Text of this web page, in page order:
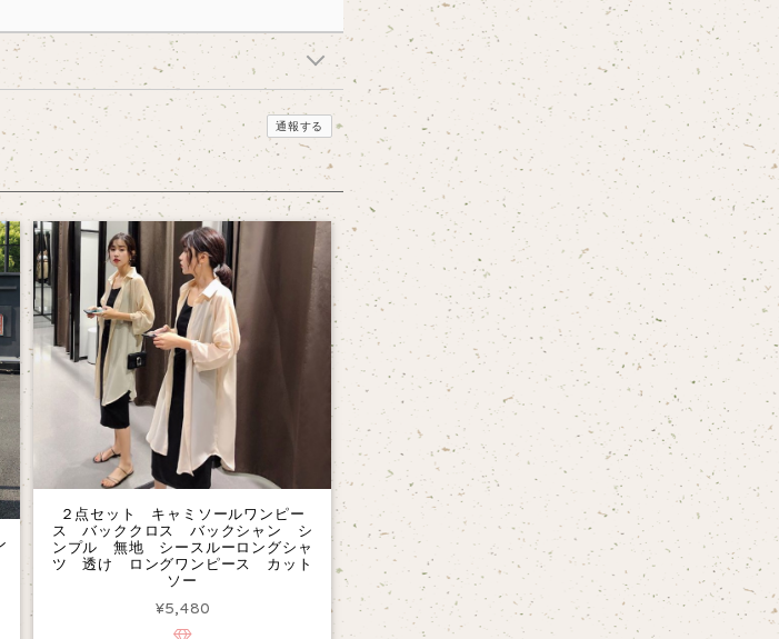
通報する
２点セット キャミソールワンピー
ス バッククロス バックシャン シ
ンプル 無地 シースルーロングシャ
ツ 透け ロングワンピース カット
ソー
¥5,480